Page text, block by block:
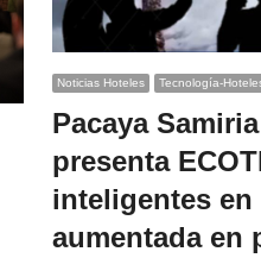
Noticias Hoteles Tecnología-
Pacaya
presenta
inteligentes en
aumentada en